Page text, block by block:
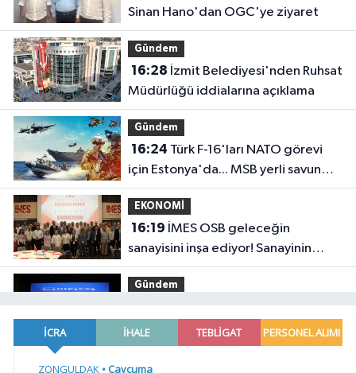
Sinan Hano'dan OGC'ye ziyaret
Gündem
16:28
Müdürlüğü iddialarına açıklama
Gündem
16:24
için Estonya'da... MSB yerli savunma
sistemleriyle güçleniyor
EKONOMİ
16:19
sanayisini inşa ediyor! Sanayinin
geleceği İMES OSB'de konuşuldu
Gündem
yatırımlar imza altına alındı